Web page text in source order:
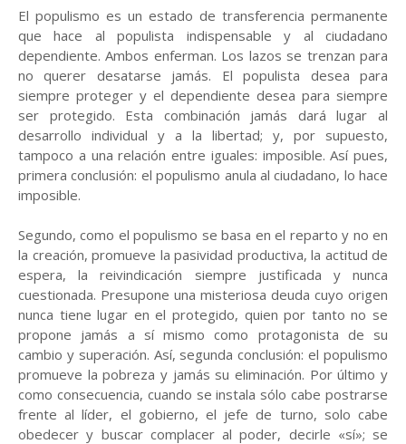
El populismo es un estado de transferencia permanente
que hace al populista indispensable y al ciudadano
dependiente. Ambos enferman. Los lazos se trenzan para
no querer desatarse jamás. El populista desea para
siempre proteger y el dependiente desea para siempre
ser protegido. Esta combinación jamás dará lugar al
desarrollo individual y a la libertad; y, por supuesto,
tampoco a una relación entre iguales: imposible. Así pues,
primera conclusión: el populismo anula al ciudadano, lo hace
imposible.
Segundo, como el populismo se basa en el reparto y no en
la creación, promueve la pasividad productiva, la actitud de
espera, la reivindicación siempre justificada y nunca
cuestionada. Presupone una misteriosa deuda cuyo origen
nunca tiene lugar en el protegido, quien por tanto no se
propone jamás a sí mismo como protagonista de su
cambio y superación. Así, segunda conclusión: el populismo
promueve la pobreza y jamás su eliminación. Por último y
como consecuencia, cuando se instala sólo cabe postrarse
frente al líder, el gobierno, el jefe de turno, solo cabe
obedecer y buscar complacer al poder, decirle «sí»; se